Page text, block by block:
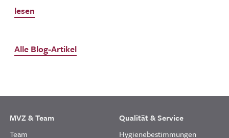
lesen
Alle Blog-Artikel
MVZ & Team
Team
Qualität & Service
Hygienebestimmungen